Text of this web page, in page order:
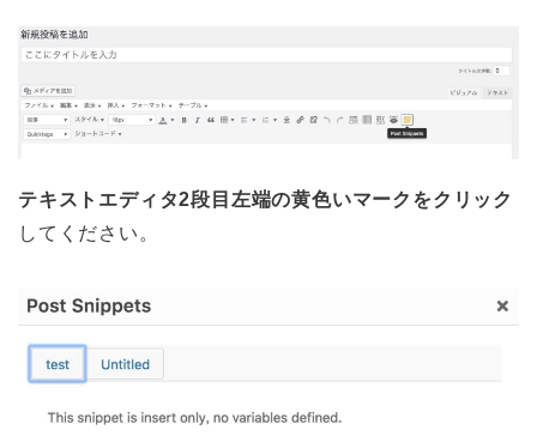
テキストエディタ2段目左端の黄色いマークをクリック
してください。